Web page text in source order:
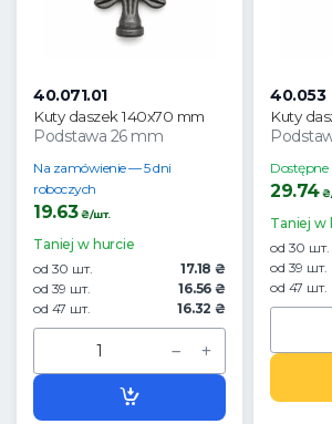
40.071.01
Kuty daszek 140x70 mm
Podstawa 26 mm
Na zamówienie — 5 dni
roboczych
19.63₴/шт.
Taniej w hurcie
od 30 шт.
17.18 ₴
od 39 шт.
16.56 ₴
od 47 шт.
16.32 ₴
40.053
Kuty
Dostępne
29.74
Taniej w
od 30 шт.
od 39 шт.
od 47 шт.